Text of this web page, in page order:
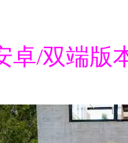
卓/双端版